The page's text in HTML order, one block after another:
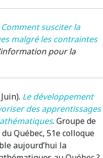
Comment susciter la
malgré les contraintes
pour la
. Le développement
des apprentissages
. Groupe de
Québec, 51e colloque
aujourd’hui la